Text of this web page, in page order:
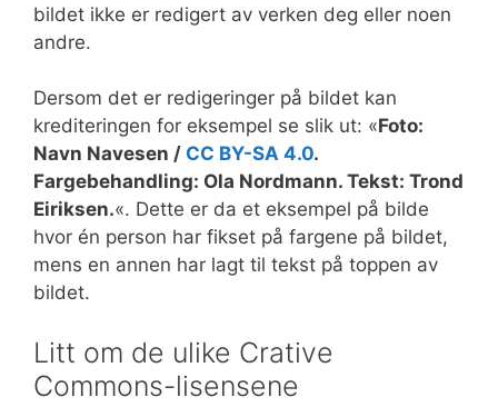
bildet ikke er redigert av verken deg eller noen
andre.
Dersom det er redigeringer på bildet kan
krediteringen for eksempel se slik ut: «Foto:
Navn Navesen / CC BY-SA 4.0.
Fargebehandling: Ola Nordmann. Tekst: Trond
Eiriksen.«. Dette er da et eksempel på bilde
hvor én person har fikset på fargene på bildet,
mens en annen har lagt til tekst på toppen av
bildet.
Litt om de ulike Crative
Commons-lisensene